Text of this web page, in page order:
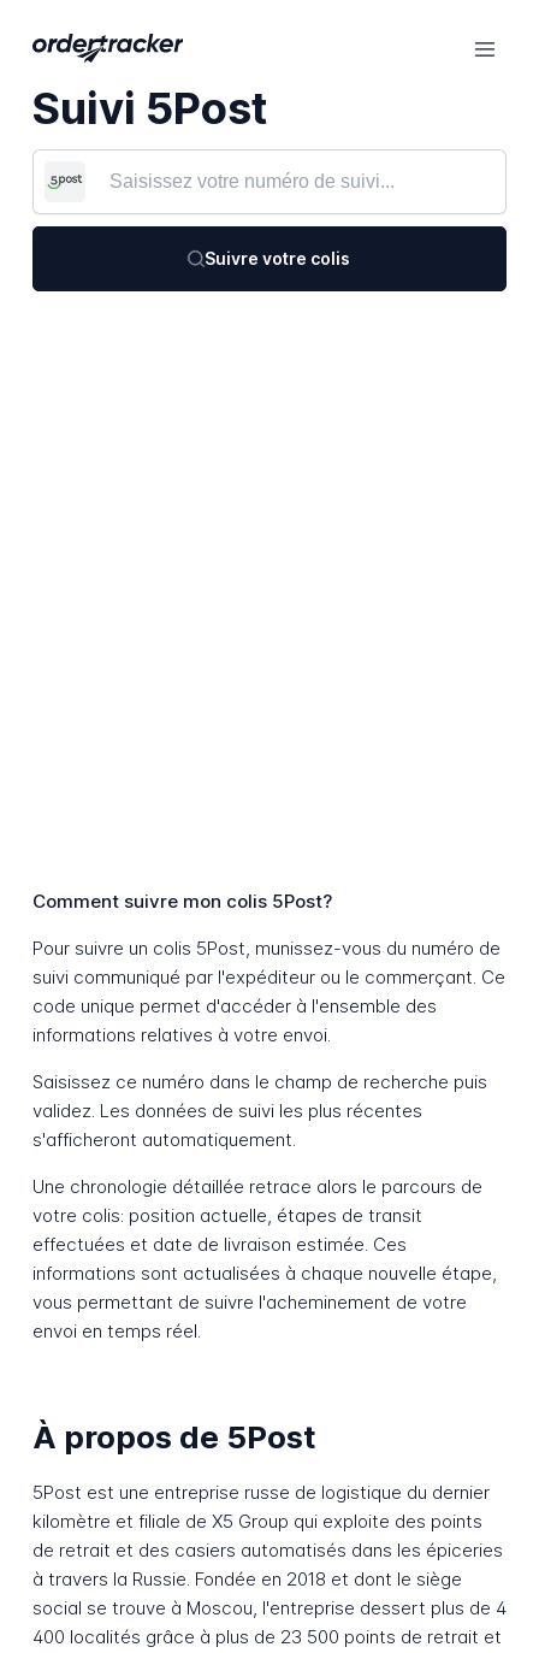
Suivi 5Post
Suivre votre colis
Comment suivre mon colis 5Post?
Pour suivre un colis 5Post, munissez-vous du numéro de
suivi communiqué par l'expéditeur ou le commerçant. Ce
code unique permet d'accéder à l'ensemble des
informations relatives à votre envoi.
Saisissez ce numéro dans le champ de recherche puis
validez. Les données de suivi les plus récentes
s'afficheront automatiquement.
Une chronologie détaillée retrace alors le parcours de
votre colis: position actuelle, étapes de transit
effectuées et date de livraison estimée. Ces
informations sont actualisées à chaque nouvelle étape,
vous permettant de suivre l'acheminement de votre
envoi en temps réel.
À propos de 5Post
5Post est une entreprise russe de logistique du dernier
kilomètre et filiale de X5 Group qui exploite des points
de retrait et des casiers automatisés dans les épiceries
à travers la Russie. Fondée en 2018 et dont le siège
social se trouve à Moscou, l'entreprise dessert plus de 4
400 localités grâce à plus de 23 500 points de retrait et